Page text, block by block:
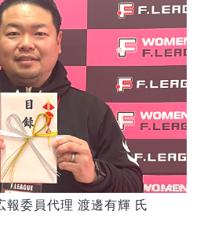
報委員代理 渡邊有輝 氏